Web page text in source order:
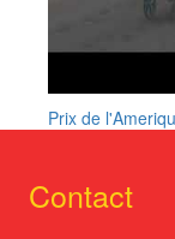
Prix de
Contact